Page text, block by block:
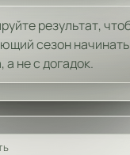
результат,
сезон
а не с догадок.